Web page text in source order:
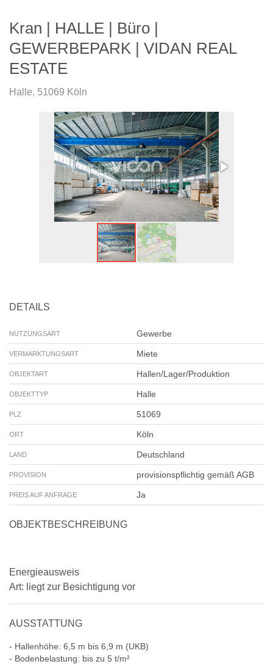
Kran | HALLE | Büro |
GEWERBEPARK | VIDAN REAL
ESTATE
Halle, 51069 Köln
DETAILS
NUTZUNGSART Gewerbe
VERMARKTUNGSART Miete
OBJEKTART Hallen/Lager/Produktion
OBJEKTTYP Halle
PLZ 51069
ORT Köln
LAND Deutschland
PROVISION provisionspflichtig gemäß AGB
PREIS AUF ANFRAGE Ja
OBJEKTBESCHREIBUNG
Energieausweis
Art: liegt zur Besichtigung vor
AUSSTATTUNG
- Hallenhöhe: 6,5 m bis 6,9 m (UKB)
- Bodenbelastung: bis zu 5 t/m²